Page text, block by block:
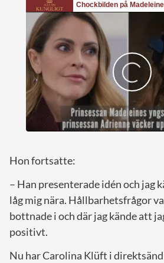
Hon fortsatte:
– Han presenterade idén och jag
låg mig nära. Hållbarhetsfrågor
bottnade i och där jag kände att
positivt.
Nu har Carolina Klüft i